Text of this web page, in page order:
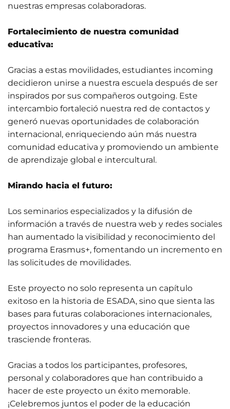
nuestras empresas colaboradoras.
Fortalecimiento de nuestra comunidad
educativa:
Gracias a estas movilidades, estudiantes incoming
decidieron unirse a nuestra escuela después de ser
inspirados por sus compañeros outgoing. Este
intercambio fortaleció nuestra red de contactos y
generó nuevas oportunidades de colaboración
internacional, enriqueciendo aún más nuestra
comunidad educativa y promoviendo un ambiente
de aprendizaje global e intercultural.
Mirando hacia el futuro:
Los seminarios especializados y la difusión de
información a través de nuestra web y redes sociales
han aumentado la visibilidad y reconocimiento del
programa Erasmus+, fomentando un incremento en
las solicitudes de movilidades.
Este proyecto no solo representa un capítulo
exitoso en la historia de ESADA, sino que sienta las
bases para futuras colaboraciones internacionales,
proyectos innovadores y una educación que
trasciende fronteras.
Gracias a todos los participantes, profesores,
personal y colaboradores que han contribuido a
hacer de este proyecto un éxito memorable.
¡Celebremos juntos el poder de la educación